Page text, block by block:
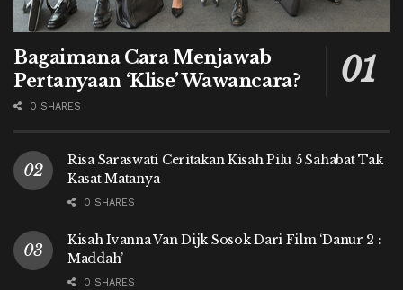
Bagaimana Cara Menjawab
Pertanyaan ‘Klise’ Wawancara?
0 SHARES
Risa Saraswati Ceritakan Kisah Pilu 5 Sahabat Tak
Kasat Matanya
0 SHARES
Kisah Ivanna Van Dijk Sosok Dari Film ‘Danur 2 :
Maddah’
0 SHARES